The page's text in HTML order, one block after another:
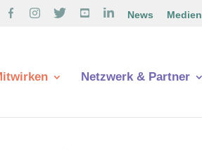
News Medien
Netzwerk & Partner